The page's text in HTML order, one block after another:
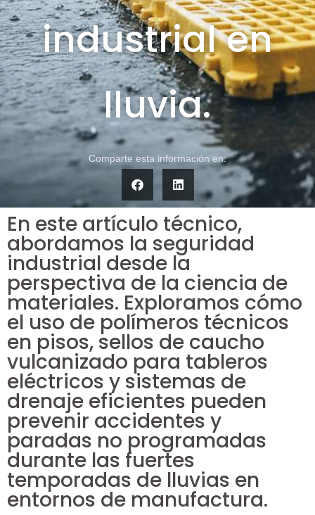
industrial en
lluvia.
Comparte esta información en:
En este artículo técnico,
abordamos la seguridad
industrial desde la
perspectiva de la ciencia de
materiales. Exploramos cómo
el uso de polímeros técnicos
en pisos, sellos de caucho
vulcanizado para tableros
eléctricos y sistemas de
drenaje eficientes pueden
prevenir accidentes y
paradas no programadas
durante las fuertes
temporadas de lluvias en
entornos de manufactura.